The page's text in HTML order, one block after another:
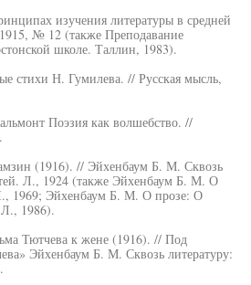
изучения литературы в средней
№ 12 (также Преподавание
школе. Таллин, 1983).
стихи Н. Гумилева. // Русская мысль,
Поэзия как волшебство. //
(1916). // Эйхенбаум Б. М. Сквозь
Л., 1924 (также Эйхенбаум Б. М. О
1969; Эйхенбаум Б. М. О прозе: О
1986).
Тютчева к жене (1916). // Под
Эйхенбаум Б. М. Сквозь литературу: